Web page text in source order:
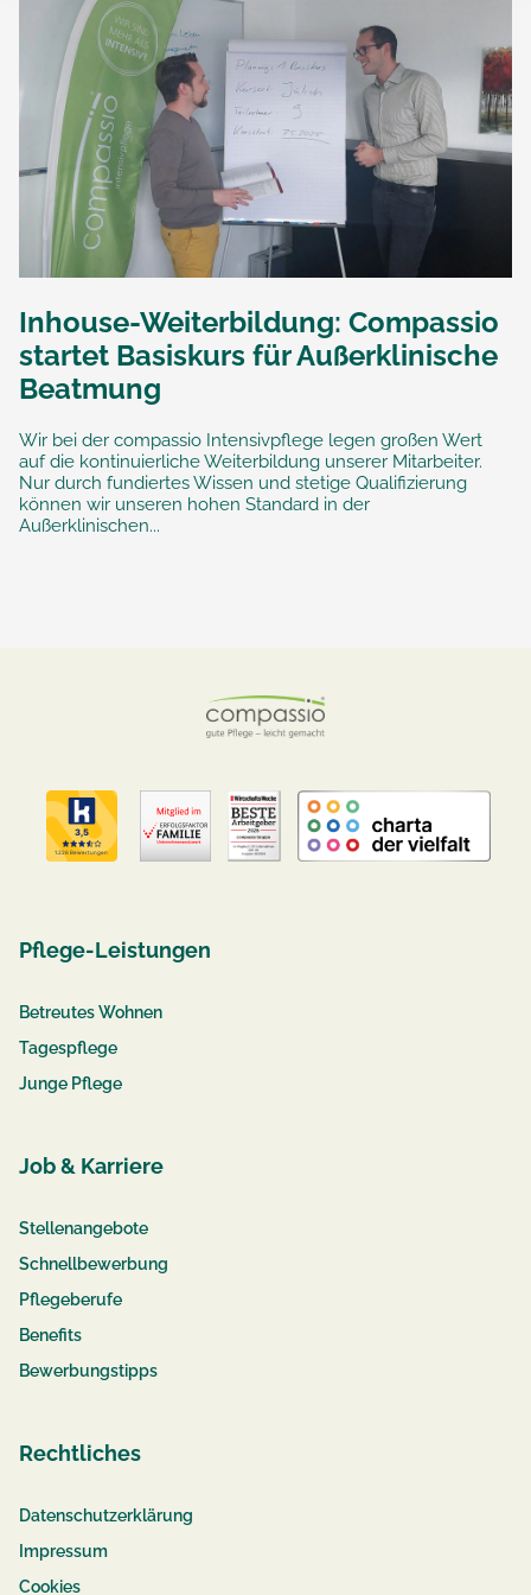
Inhouse-Weiterbildung: Compassio
startet Basiskurs für Außerklinische
Beatmung
Wir bei der compassio Intensivpflege legen großen Wert
auf die kontinuierliche Weiterbildung unserer Mitarbeiter.
Nur durch fundiertes Wissen und stetige Qualifizierung
können wir unseren hohen Standard in der
Außerklinischen...
Pflege-Leistungen
Betreutes Wohnen
Tagespflege
Junge Pflege
Job & Karriere
Stellenangebote
Schnellbewerbung
Pflegeberufe
Benefits
Bewerbungstipps
Rechtliches
Datenschutzerklärung
Impressum
Cookies